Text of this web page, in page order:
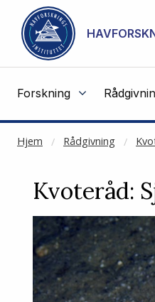
Gå til hovedinnhold
Forskning
Hjem Rådgivning
NOT CACHED
Kvoteråd: